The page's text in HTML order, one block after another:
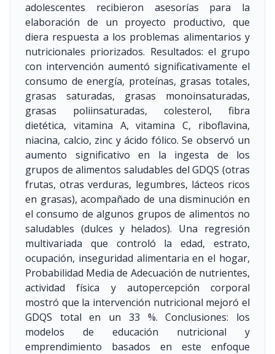
adolescentes recibieron asesorías para la
elaboración de un proyecto productivo, que
diera respuesta a los problemas alimentarios y
nutricionales priorizados. Resultados: el grupo
con intervención aumentó significativamente el
consumo de energía, proteínas, grasas totales,
grasas saturadas, grasas monoinsaturadas,
grasas poliinsaturadas, colesterol, fibra
dietética, vitamina A, vitamina C, riboflavina,
niacina, calcio, zinc y ácido fólico. Se observó un
aumento significativo en la ingesta de los
grupos de alimentos saludables del GDQS (otras
frutas, otras verduras, legumbres, lácteos ricos
en grasas), acompañado de una disminución en
el consumo de algunos grupos de alimentos no
saludables (dulces y helados). Una regresión
multivariada que controló la edad, estrato,
ocupación, inseguridad alimentaria en el hogar,
Probabilidad Media de Adecuación de nutrientes,
actividad física y autopercepción corporal
mostró que la intervención nutricional mejoró el
GDQS total en un 33 %. Conclusiones: los
modelos de educación nutricional y
emprendimiento basados en este enfoque